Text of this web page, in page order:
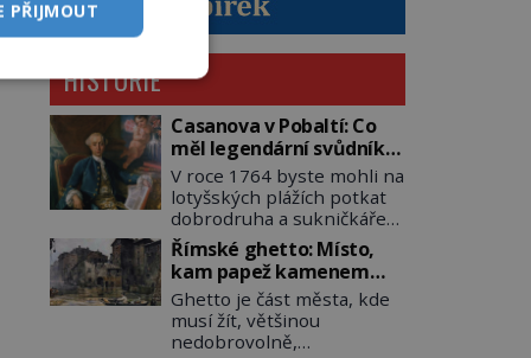
HISTORIE
Casanova v Pobaltí: Co
měl legendární svůdník
společného se
svobodnými zednáři?
V roce 1764 byste mohli na
lotyšských plážích potkat
dobrodruha a sukničkáře
Giacoma Casanovu. Jeho
cesta k Baltskému moři
však nebyla turistickým
výletem, ale ryze pracovní
cestou se zištnými úmysly.
Jaký cíl Casanova sledoval,
Římské ghetto: Místo,
kam papež kamenem
dohodil
Ghetto je část města, kde
musí žít, většinou
nedobrovolně,
PŘIJMOUT